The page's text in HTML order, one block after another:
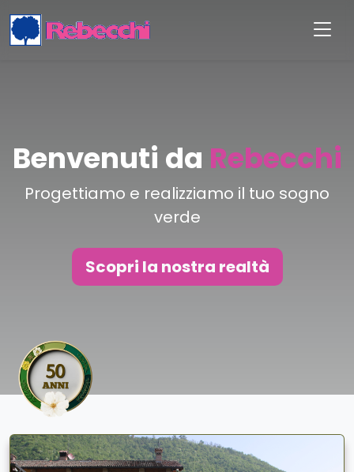
Benvenuti da Rebecchi
Progettiamo e realizziamo il tuo sogno
verde
Scopri la nostra realtà